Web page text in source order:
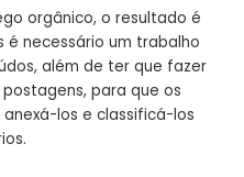
orgânico, o resultado é
é necessário um trabalho
além de ter que fazer
para que os
los e classificá-los